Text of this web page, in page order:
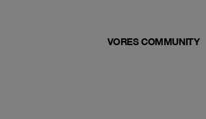
VORES COMMUNITY